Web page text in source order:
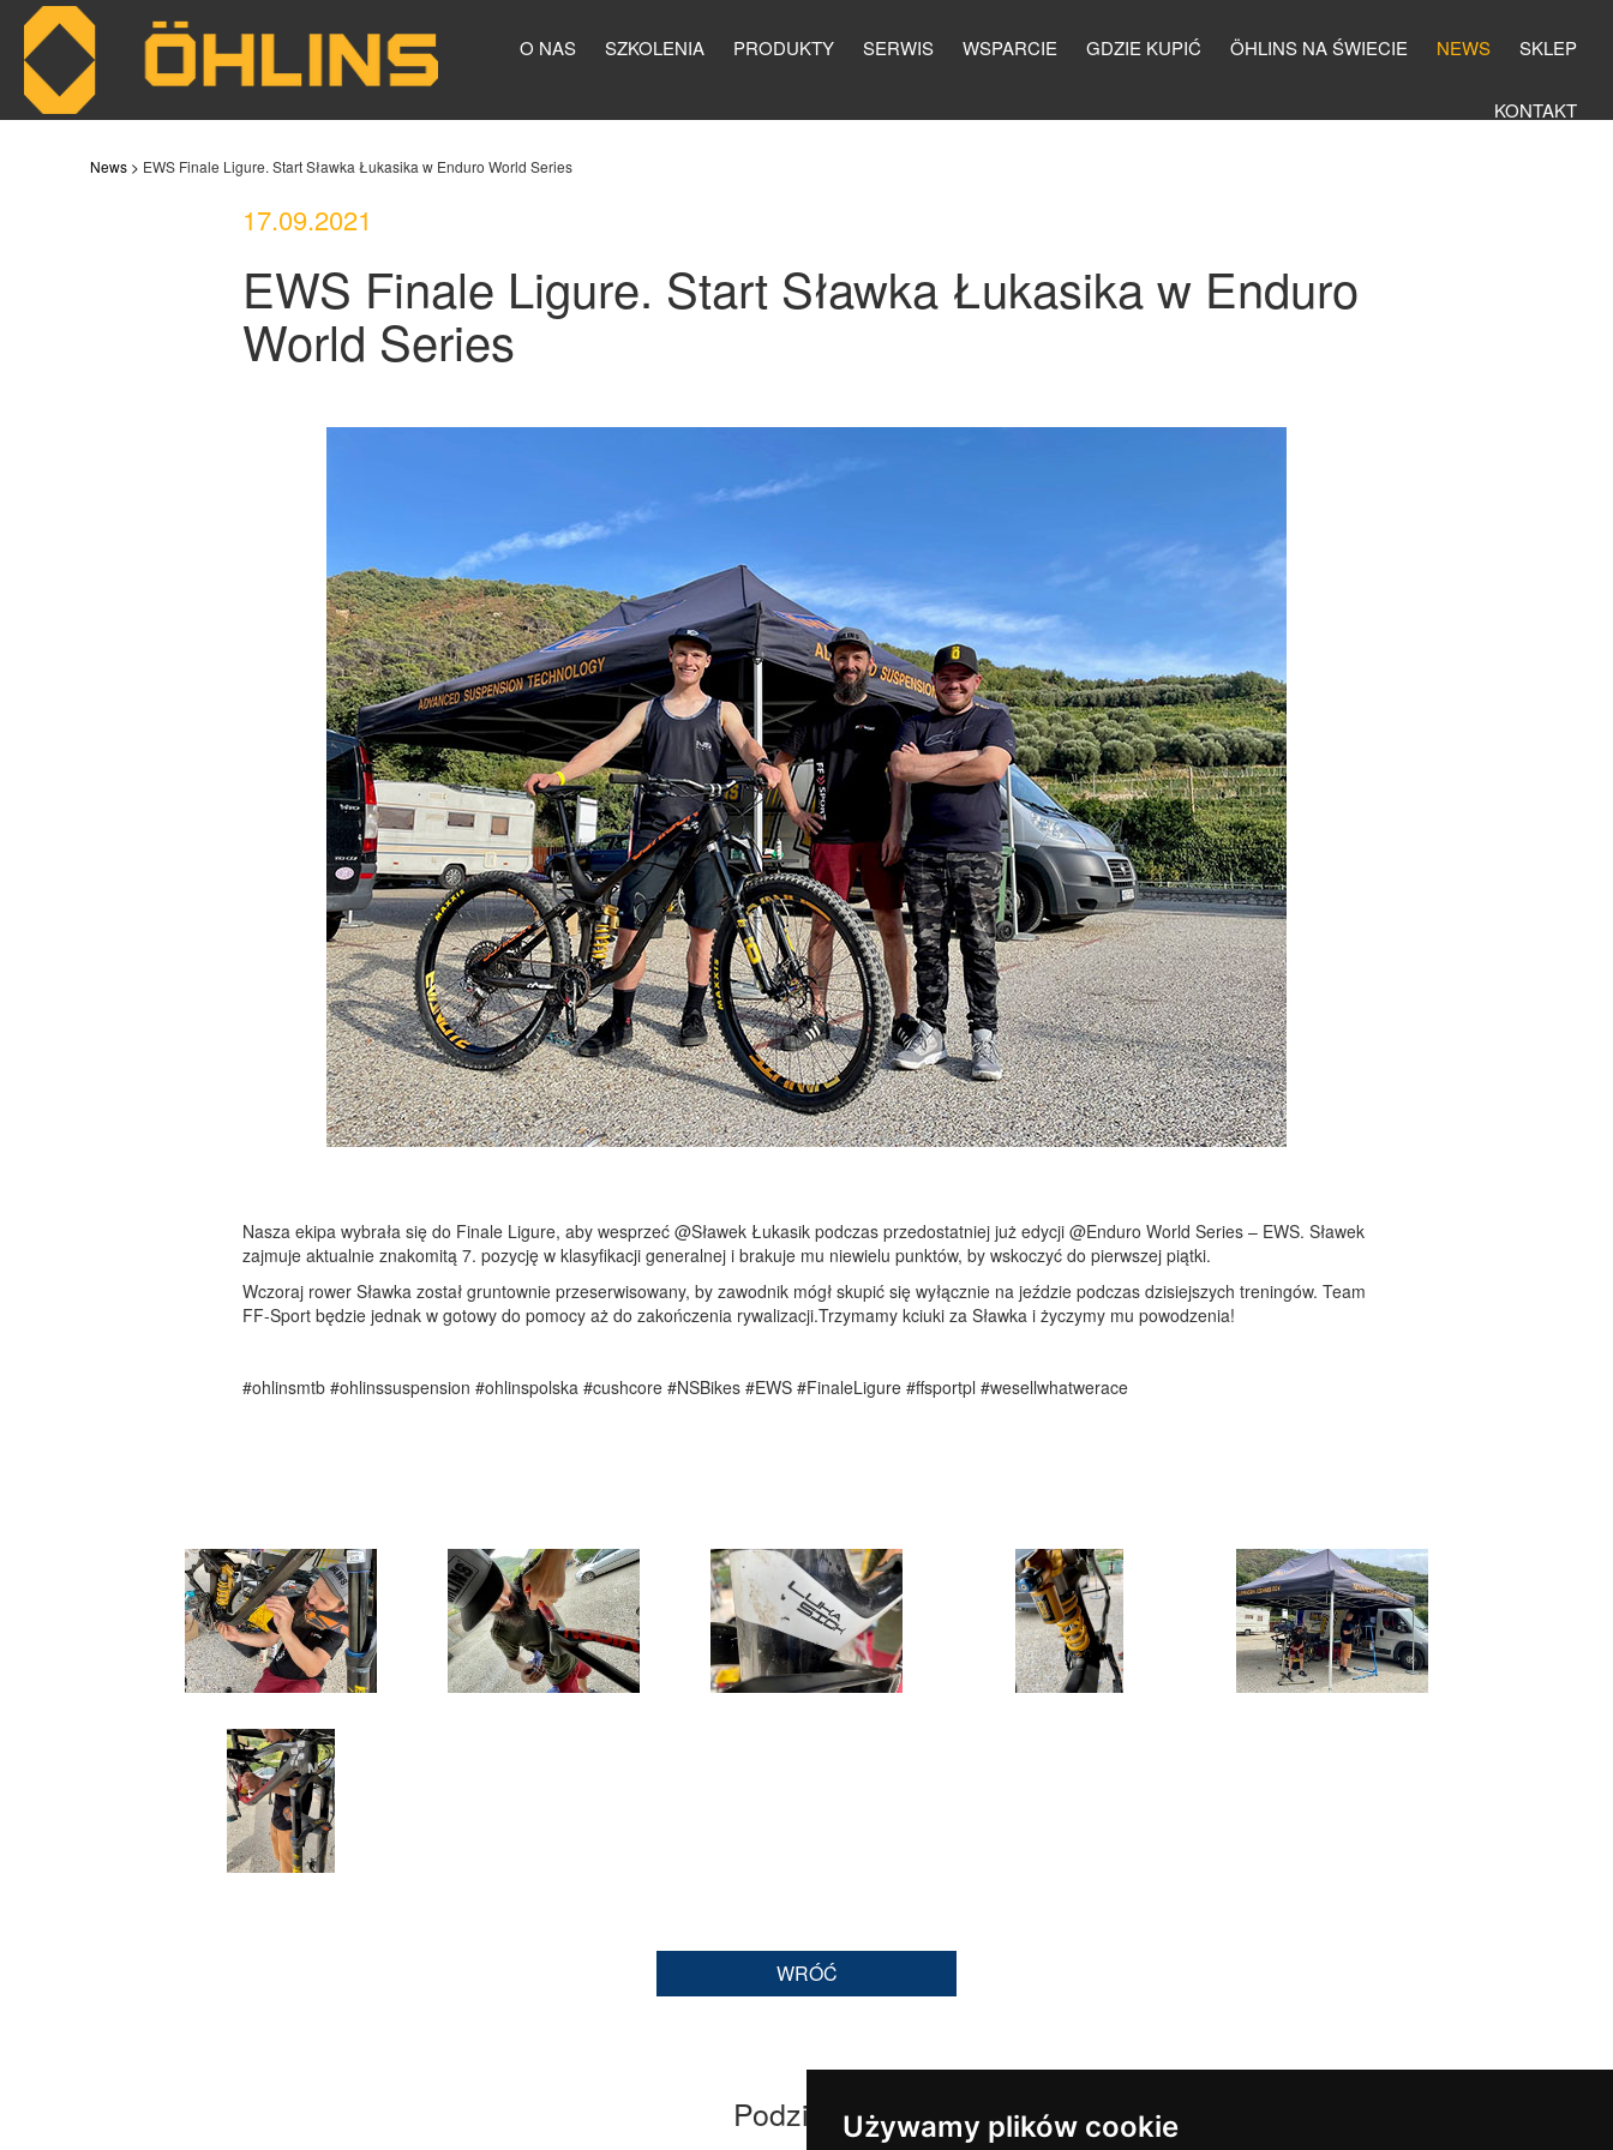
Używamy plików cookie
O NAS SZKOLENIA PRODUKTY SERWIS WSPARCIE GDZIE KUPIĆ ÖHLINS NA ŚWIECIE NEWS SKLEP
KONTAKT
News > EWS Finale Ligure. Start Sławka Łukasika w Enduro World Series
17.09.2021
EWS Finale Ligure. Start Sławka Łukasika w Enduro
World Series
Nasza ekipa wybrała się do Finale Ligure, aby wesprzeć @Sławek Łukasik podczas przedostatniej już edycji @Enduro World Series – EWS. Sławek
zajmuje aktualnie znakomitą 7. pozycję w klasyfikacji generalnej i brakuje mu niewielu punktów, by wskoczyć do pierwszej piątki.
Wczoraj rower Sławka został gruntownie przeserwisowany, by zawodnik mógł skupić się wyłącznie na jeździe podczas dzisiejszych treningów. Team
FF-Sport będzie jednak w gotowy do pomocy aż do zakończenia rywalizacji.Trzymamy kciuki za Sławka i życzymy mu powodzenia!
#ohlinsmtb #ohlinssuspension #ohlinspolska #cushcore #NSBikes #EWS #FinaleLigure #ffsportpl #wesellwhatwerace
WRÓĆ
Podziel się